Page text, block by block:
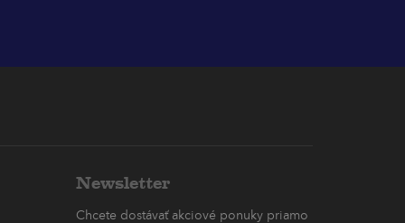
Newsletter
Chcete dostávať akciové ponuky priamo